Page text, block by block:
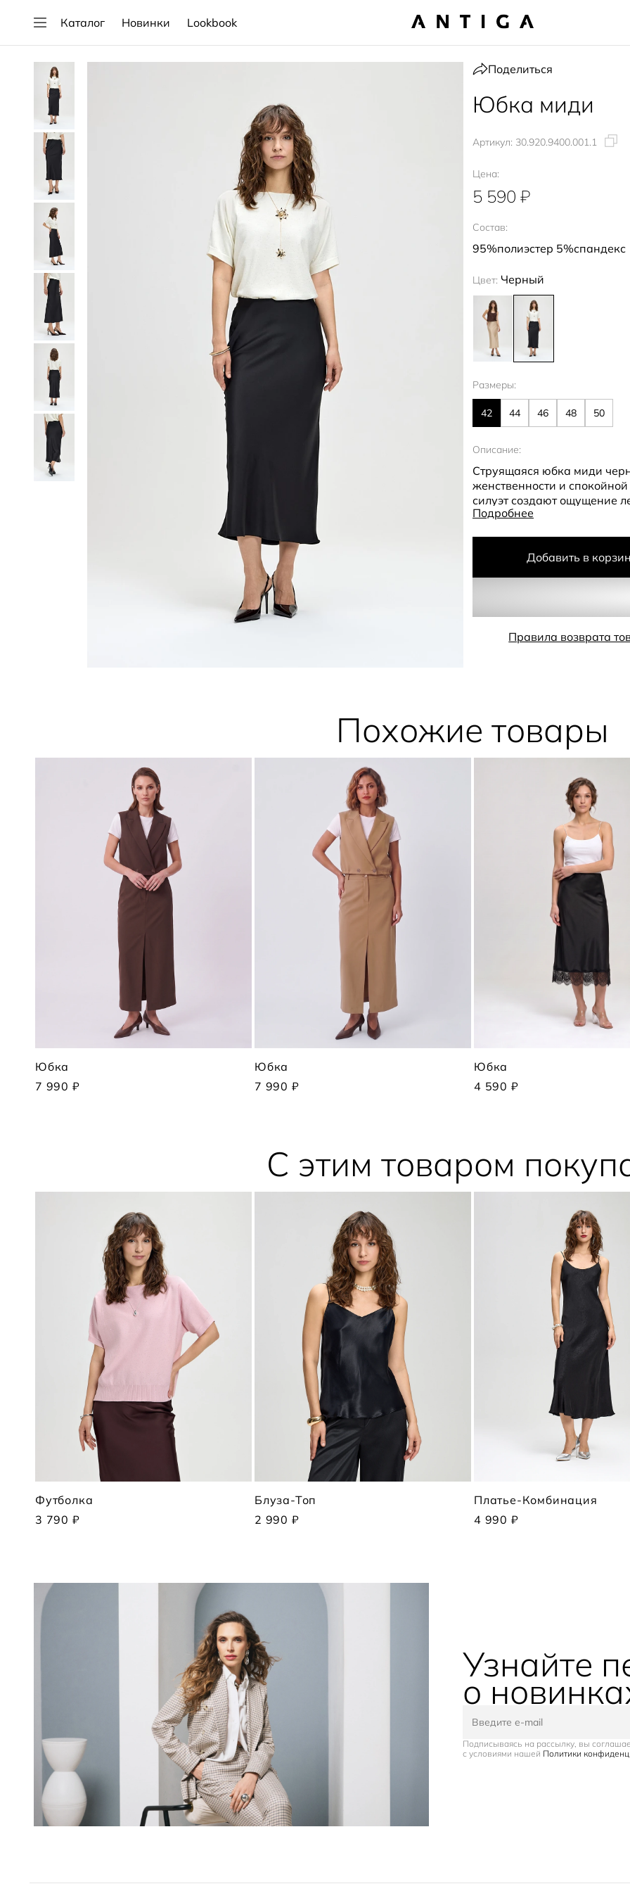
Каталог Новинки Lookbook
Поделиться
Юбка миди
Артикул: 30.920.9400.001.1
Цена:
5 590 ₽
Состав:
95%полиэстер 5%спандекс
Цвет: Черный
Размеры:
42 44 46 48 50
Описание:
Струящаяся юбка миди
женственности и
силуэт создают ощущение
делает её идеальной базой
Сшита из
она идеально садится по
Подробнее
Добавить в
Правила возврата
Похожие товары
Юбка
7 990 ₽
Юбка
7 990 ₽
Юбка
4 590 ₽
С этим товаром
Футболка
3 790 ₽
Блуза-Топ
2 990 ₽
Платье-Комбинация
4 990 ₽
Узнайте
о
Подписываясь на рассылку, вы
с условиями нашей Политики